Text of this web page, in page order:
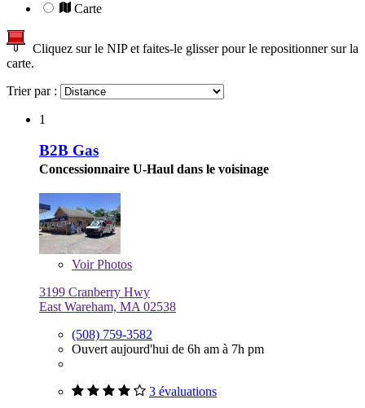
Carte
Cliquez sur le NIP et faites-le glisser pour le repositionner sur la
carte.
Trier par :
1
B2B Gas
Concessionnaire U-Haul dans le voisinage
VoirPhotos
3199 Cranberry Hwy
East Wareham, MA 02538
(508) 759-3582
Ouvert aujourd'hui de 6h am à 7h pm
3 évaluations